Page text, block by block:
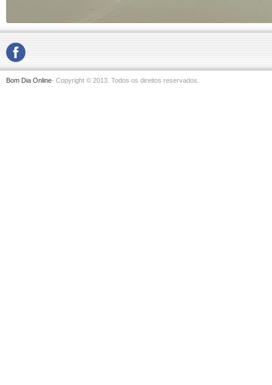
Bom Dia Online- Copyright © 2013. Todos os direitos reservados.